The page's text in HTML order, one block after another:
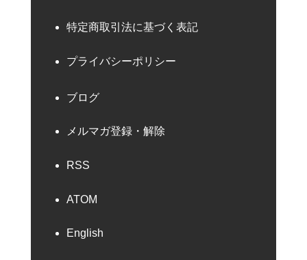
特定商取引法に基づく表記
プライバシーポリシー
ブログ
メルマガ登録・解除
RSS
ATOM
English